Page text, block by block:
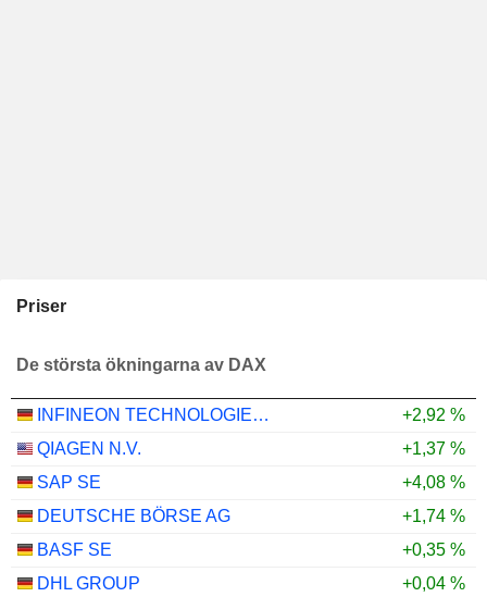
Priser
De största ökningarna av DAX
INFINEON TECHNOLOGIES AG
+2,92 %
QIAGEN N.V.
+1,37 %
SAP SE
+4,08 %
DEUTSCHE BÖRSE AG
+1,74 %
BASF SE
+0,35 %
DHL GROUP
+0,04 %